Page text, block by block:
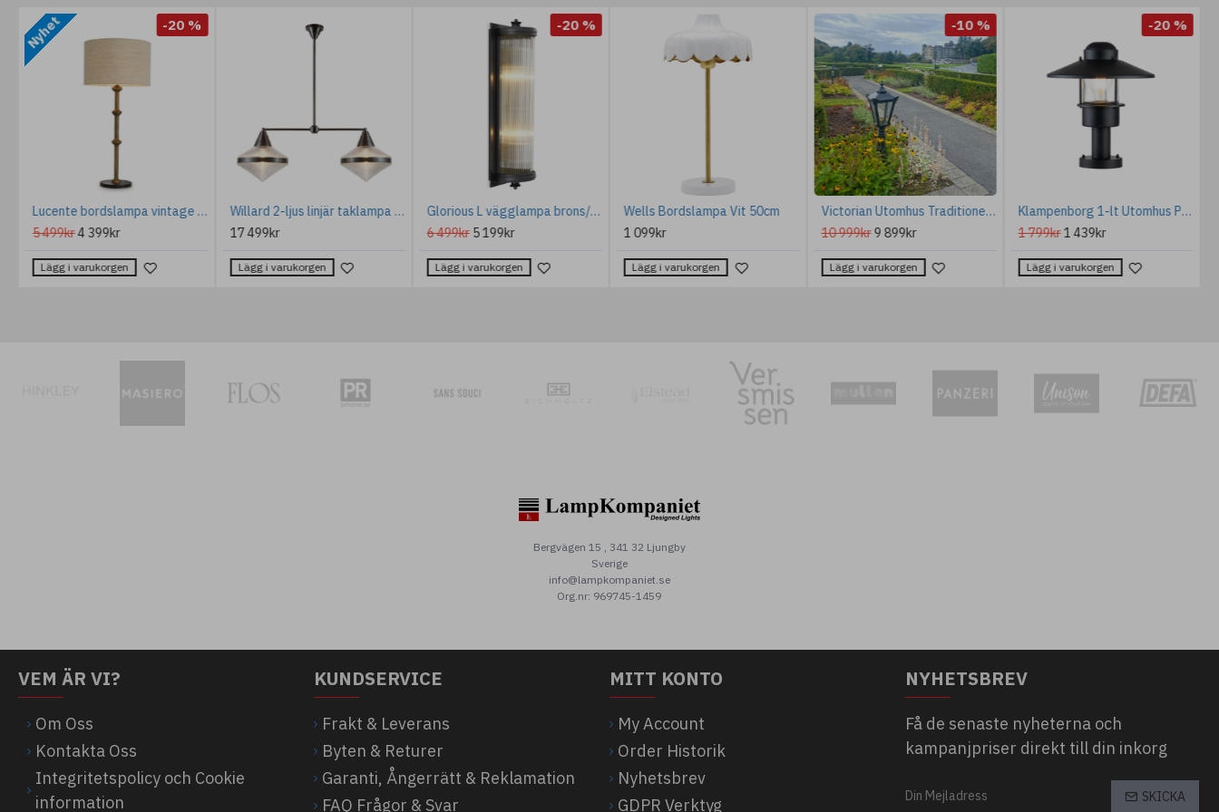
Nyhet -20 %
Lucente bordslampa vintage mässing 85 cm
5 499kr4 399kr
Lägg i varukorgen
Willard 2-ljus linjär taklampa brons/klar 103.1 cm
17 499kr
Lägg i varukorgen
-20 %
Glorious L vägglampa brons/glas 43 cm
6 499kr 5 199kr
Lägg i varukorgen
Wells Bordslampa Vit 50cm
1 099kr
Lägg i varukorgen
-10 %
Victorian Utomhus Traditionell Pollarlampa Gjutjärn 110cm
10 999kr 9 899kr
Lägg i varukorgen
-20 %
Klampenborg 1-lt Utomhus Portlykta Svart 31.8cm
1 799kr1 439kr
Lägg i varukorgen
Bergvägen 15 , 341 32 Ljungby
Sverige
info@lampkompaniet.se
Org.nr: 969745-1459
VEM ÄR VI?
Om Oss
Kontakta Oss
Integritetspolicy och Cookie
information
KUNDSERVICE
Frakt & Leverans
Byten & Returer
Garanti, Ångerrätt & Reklamation
FAQ Frågor & Svar
MITT KONTO
My Account
Order Historik
Nyhetsbrev
GDPR Verktyg
NYHETSBREV
Få de senaste nyheterna och
kampanjpriser direkt till din inkorg
SKICKA